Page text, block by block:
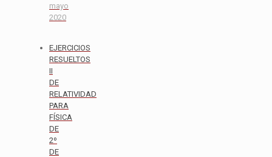
mayo
2020
EJERCICIOS
RESUELTOS
II
DE
RELATIVIDAD
PARA
FÍSICA
DE
2º
DE